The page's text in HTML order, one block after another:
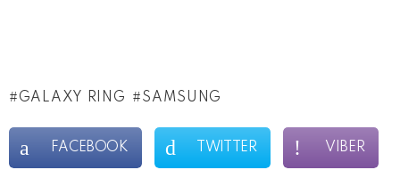
GALAXY RING SAMSUNG
FACEBOOK TWITTER VIBER